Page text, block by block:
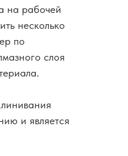
на рабочей
несколько
по
слоя
и является